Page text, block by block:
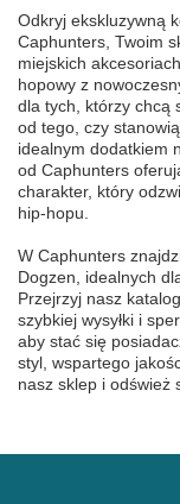
Odkryj ekskluzywną
Caphunters, Twoim
miejskich
hopowy z
dla tych, którzy chcą
od tego, czy
idealnym dodatkiem
od Caphunters
charakter, który
hip-hopu.
W Caphunters
Dogzen, idealnych
Przejrzyj nasz
szybkiej wysyłki i
aby stać się
styl, wspartego
nasz sklep i odśwież